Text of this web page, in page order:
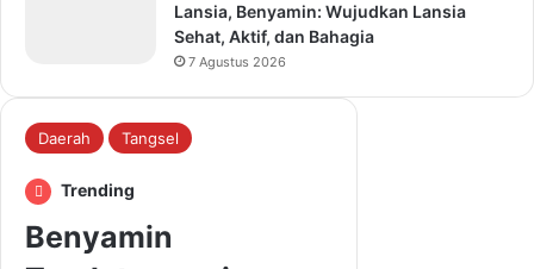
Lansia, Benyamin: Wujudkan Lansia
Sehat, Aktif, dan Bahagia
7 Agustus 2026